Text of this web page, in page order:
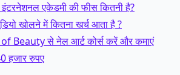
एकेडमी की फीस कितनी है?
खोलने में कितना खर्च आता है ?
Beauty से नेल आर्ट कोर्स करें और कमाएं
हजार रुपए